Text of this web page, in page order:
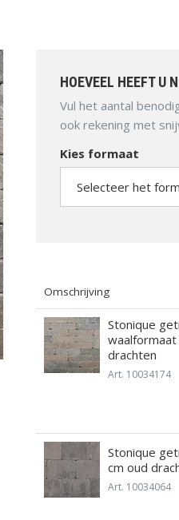
MUUR EN
OPSLUITING
HOEVEEL HEEFT U
Vul het aantal
ook rekening met
Kies formaat
Omschrijving
Stonique
drachten
Art. 10034174
Stonique
cm oud
Art. 10034064